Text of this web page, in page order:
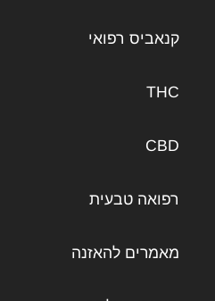
קנאביס רפואי
THC
CBD
רפואה טבעית
מאמרים להאזנה